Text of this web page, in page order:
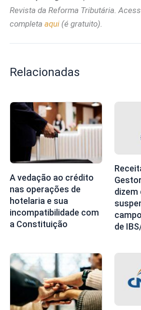
Revista da Reforma Tributária.
completa aqui (é gratuito).
Relacionadas
A vedação ao crédito
nas operações de
hotelaria e sua
incompatibilidade com
a Constituição
dizem
de